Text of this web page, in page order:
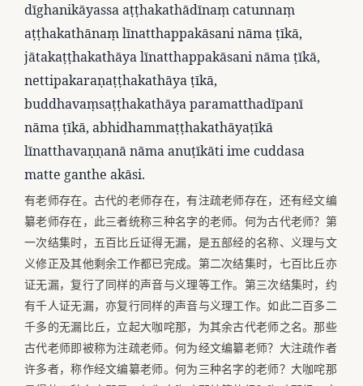
dīghanikāyassa aṭṭhakathādīnaṃ catunnaṃ
aṭṭhakathānaṃ līnatthappakāsani nāma ṭīkā,
jātakaṭṭhakathāya līnatthappakāsani nāma ṭīkā,
nettipakaraṇaṭṭhakathāya ṭīkā,
buddhavaṃsaṭṭhakathāya paramatthadīpanī
nāma ṭīkā, abhidhammaṭṭhakathāyaṭīkā
līnatthavaṇṇanā nāma anuṭīkāti ime cuddasa
matte ganthe akāsi.
有老师存在。古代的老师存在，有注疏老师存在，还有经文编
纂老师存在，此三者统称三种名字的老师。何为古代老师？第
一次结集时，五百比丘证得无漏，是五部经的名称、义理与文
义修正及其他剩余工作都已完成。第二次结集时，七百比丘亦
证无漏，复行了同样的声音与义理等工作。第三次结集时，约
有千人证无漏，亦复行同样的声音与义理工作。如此二百多二
千多的无漏比丘，立起大咖咤那，为其余古代老师之名。那些
古代老师即被称为注疏老师。何为经文编纂老师？大注疏作者
许多者，称作经文编纂老师。何为三种名字的老师？大咖咤那